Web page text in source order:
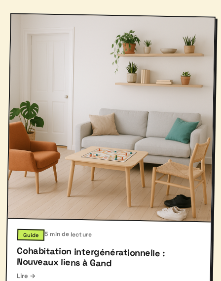
Guide 5 min de lecture
Cohabitation intergénérationnelle :
Nouveaux liens à Gand
Lire →